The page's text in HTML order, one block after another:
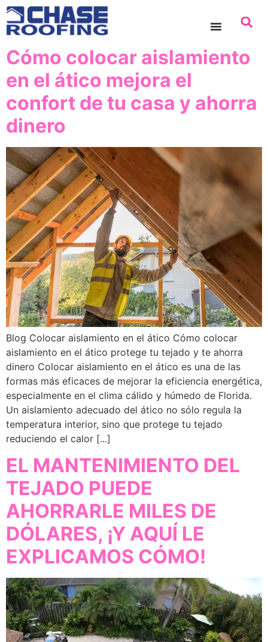
contenido
Cómo colocar aislamiento
en el ático mejora el
confort de tu casa y ahorra
dinero
Blog Colocar aislamiento en el ático Cómo colocar
aislamiento en el ático protege tu tejado y te ahorra
dinero Colocar aislamiento en el ático es una de las
formas más eficaces de mejorar la eficiencia energética,
especialmente en el clima cálido y húmedo de Florida.
Un aislamiento adecuado del ático no sólo regula la
temperatura interior, sino que protege tu tejado
reduciendo el calor [...]
EL MANTENIMIENTO DEL
TEJADO PUEDE
AHORRARLE MILES DE
DÓLARES, ¡Y AQUÍ LE
EXPLICAMOS CÓMO!